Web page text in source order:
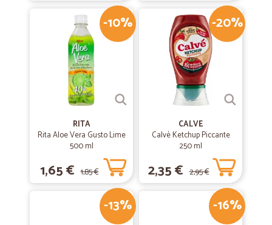
-10%
RITA
Rita Aloe Vera Gusto Lime
500 ml
1,65 € 1,85 €
-20%
CALVE
Calvè Ketchup Piccante
250 ml
2,35 € 2,95 €
-13% -16%